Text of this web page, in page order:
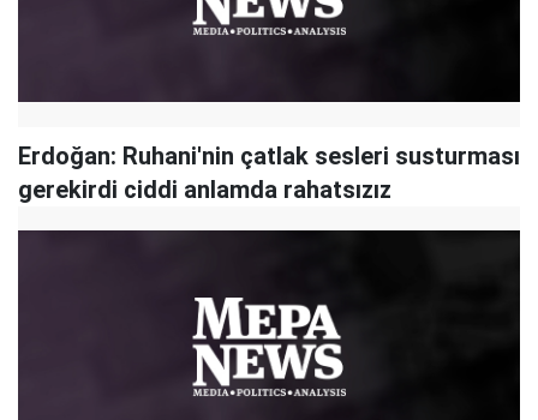
Erdoğan: Ruhani'nin çatlak sesleri susturması
gerekirdi ciddi anlamda rahatsızız